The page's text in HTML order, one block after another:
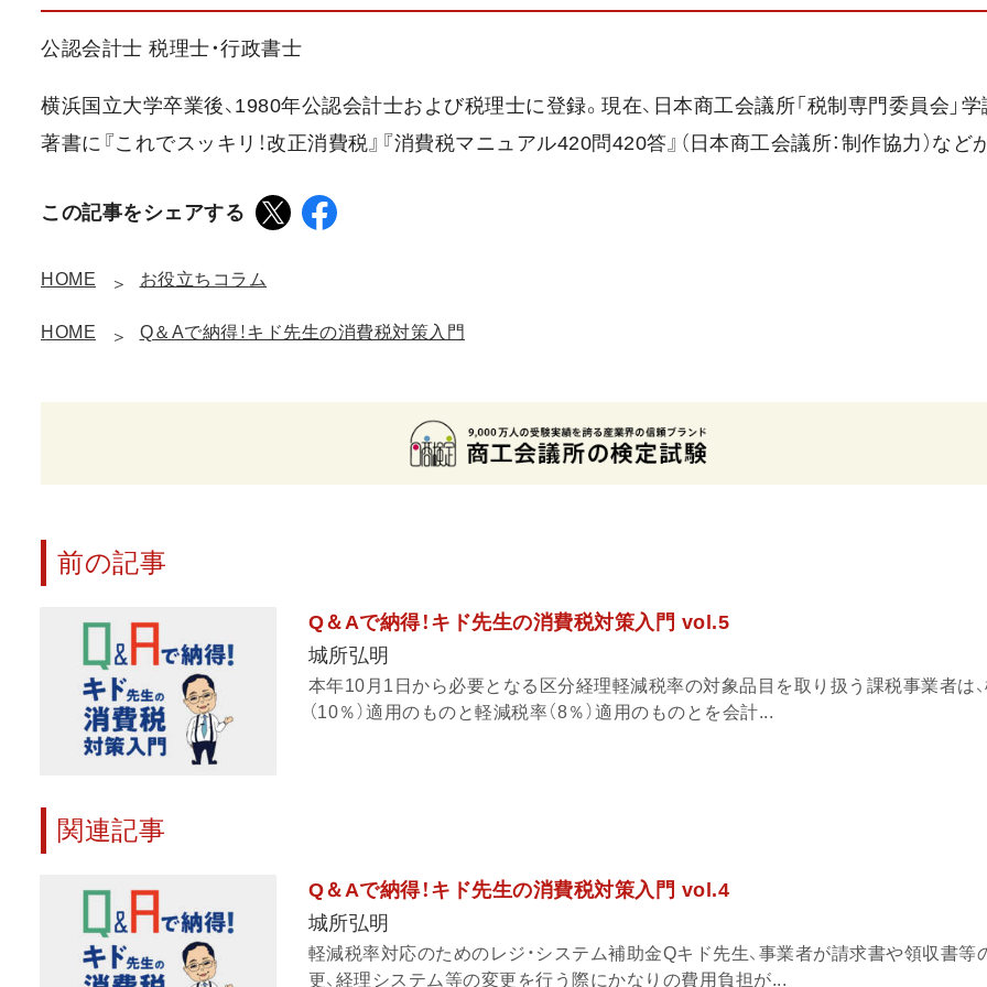
公認会計士 税理士・行政書士
横浜国立大学卒業後、1980年公認会計士および税理士に登録。現在、日本商工会議所「税制専門委員会」学
著書に『これでスッキリ！改正消費税』『消費税マニュアル420問420答』（日本商工会議所：制作協力）など
この記事をシェアする
HOME お役立ちコラム
HOME Q＆Aで納得！キド先生の消費税対策入門
前の記事
Q＆Aで納得！キド先生の消費税対策入門 vol.5
城所弘明
本年10月1日から必要となる区分経理軽減税率の対象品目を取り扱う課税事業者は
（10％）適用のものと軽減税率（8％）適用のものとを会計...
関連記事
Q＆Aで納得！キド先生の消費税対策入門 vol.4
城所弘明
軽減税率対応のためのレジ・システム補助金Qキド先生、事業者が請求書や領収書等
更、経理システム等の変更を行う際にかなりの費用負担が...